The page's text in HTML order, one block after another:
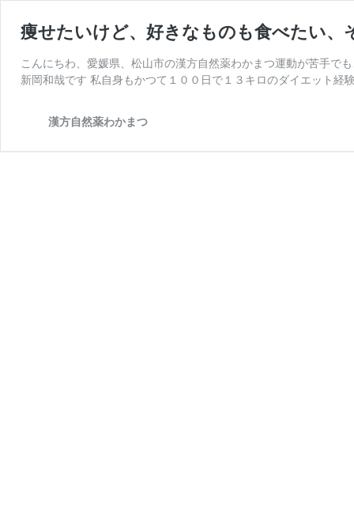
痩せたいけど、好きなものも食べたい、
こんにちわ、愛媛県、松山市の漢方自然薬わかまつ運動が苦手で
新岡和哉です 私自身もかつて１００日で１３キロのダイエット
漢方自然薬わかまつ